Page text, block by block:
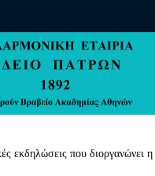
εκδηλώσεις που διοργανώνει η